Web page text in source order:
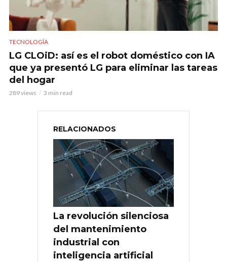
TECNOLOGÍA
LG CLOiD: así es el robot doméstico con IA
que ya presentó LG para eliminar las tareas
del hogar
289 views 3 min read
RELACIONADOS
La revolución silenciosa
del mantenimiento
industrial con
inteligencia artificial